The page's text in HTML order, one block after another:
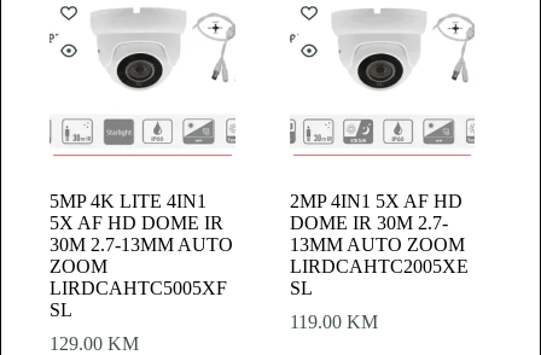
5MP 4K LITE 4IN1
5X AF HD DOME IR
30M 2.7-13MM AUTO
ZOOM
LIRDCAHTC5005XF
SL
129.00 KM
2MP 4IN1 5X AF HD
DOME IR 30M 2.7-
13MM AUTO ZOOM
LIRDCAHTC2005XE
SL
119.00 KM